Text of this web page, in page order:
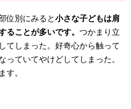
位別にみると小さな子どもは肩
ることが多いです。 つかまり立
てしまった。好奇心から触って
っていてやけどしてしまった。
す。